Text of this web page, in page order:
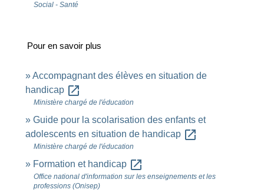
Social - Santé
Pour en savoir plus
Accompagnant des élèves en situation de
handicap open_in_new
Ministère chargé de l'éducation
Guide pour la scolarisation des enfants et
adolescents en situation de handicap open_in_new
Ministère chargé de l'éducation
Formation et handicap open_in_new
Office national d'information sur les enseignements et les
professions (Onisep)